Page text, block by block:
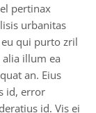
pertinax
urbanitas
qui purto zril
illum ea
an. Eius
id, error
id. Vis ei